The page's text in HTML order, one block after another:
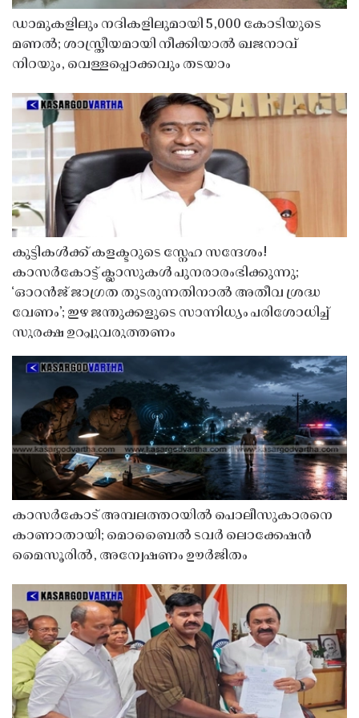
ഡാമുകളിലും നദികളിലുമായി 5,000 കോടിയുടെ
മണൽ; ശാസ്ത്രീയമായി നീക്കിയാൽ ഖജനാവ്
നിറയും, വെള്ളപ്പൊക്കവും തടയാം
കുട്ടികൾക്ക് കളക്ടറുടെ സ്നേഹ സന്ദേശം!
കാസർകോട്ട് ക്ലാസുകൾ പുനരാരംഭിക്കുന്നു;
‘ഓറൻജ് ജാഗ്രത തുടരുന്നതിനാൽ അതീവ ശ്രദ്ധ
വേണം’; ഇഴ ജന്തുക്കളുടെ സാന്നിധ്യം പരിശോധിച്ച്
സുരക്ഷ ഉറപ്പുവരുത്തണം
കാസർകോട് അമ്പലത്തറയിൽ പൊലീസുകാരനെ
കാണാതായി; മൊബൈൽ ടവർ ലൊക്കേഷൻ
മൈസൂരിൽ, അന്വേഷണം ഊർജിതം